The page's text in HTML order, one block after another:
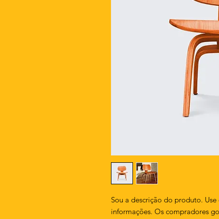
Sou a descrição do produto.
informações. Os compradores